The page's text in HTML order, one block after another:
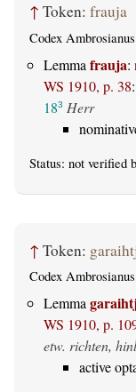
↑ Token: frauja
Codex
Lemma frauja:
WS 1910, p. 38:
183 Herr
Status: not verified
↑ Token:
Codex
Lemma
WS 1910, p.
etw. richten,
active